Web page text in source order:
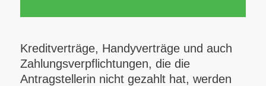
Kreditverträge, Handyverträge und auch
Zahlungsverpflichtungen, die die
Antragstellerin nicht gezahlt hat, werden